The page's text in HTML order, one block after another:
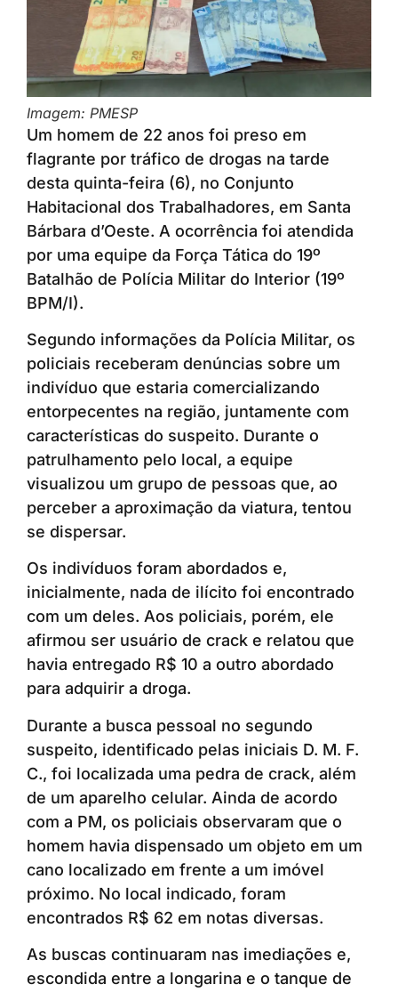
Imagem: PMESP
Um homem de 22 anos foi preso em
flagrante por tráfico de drogas na tarde
desta quinta-feira (6), no Conjunto
Habitacional dos Trabalhadores, em Santa
Bárbara d’Oeste. A ocorrência foi atendida
por uma equipe da Força Tática do 19º
Batalhão de Polícia Militar do Interior (19º
BPM/I).
Segundo informações da Polícia Militar, os
policiais receberam denúncias sobre um
indivíduo que estaria comercializando
entorpecentes na região, juntamente com
características do suspeito. Durante o
patrulhamento pelo local, a equipe
visualizou um grupo de pessoas que, ao
perceber a aproximação da viatura, tentou
se dispersar.
Os indivíduos foram abordados e,
inicialmente, nada de ilícito foi encontrado
com um deles. Aos policiais, porém, ele
afirmou ser usuário de crack e relatou que
havia entregado R$ 10 a outro abordado
para adquirir a droga.
Durante a busca pessoal no segundo
suspeito, identificado pelas iniciais D. M. F.
C., foi localizada uma pedra de crack, além
de um aparelho celular. Ainda de acordo
com a PM, os policiais observaram que o
homem havia dispensado um objeto em um
cano localizado em frente a um imóvel
próximo. No local indicado, foram
encontrados R$ 62 em notas diversas.
As buscas continuaram nas imediações e,
escondida entre a longarina e o tanque de